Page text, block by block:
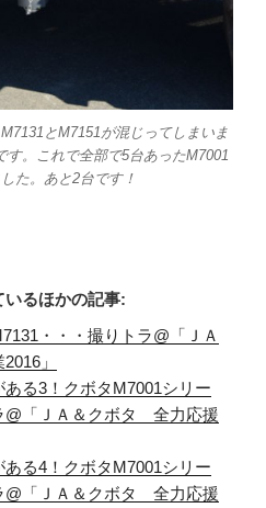
とM7151が混じってしまいま
す。これで全部で5台あったM7001
た。あと2台です！
いるほかの記事:
・・・撮りトラ@「ＪＡ
」
る3！クボタM7001シリー
@「ＪＡ＆クボタ 全力応援
る4！クボタM7001シリー
@「ＪＡ＆クボタ 全力応援